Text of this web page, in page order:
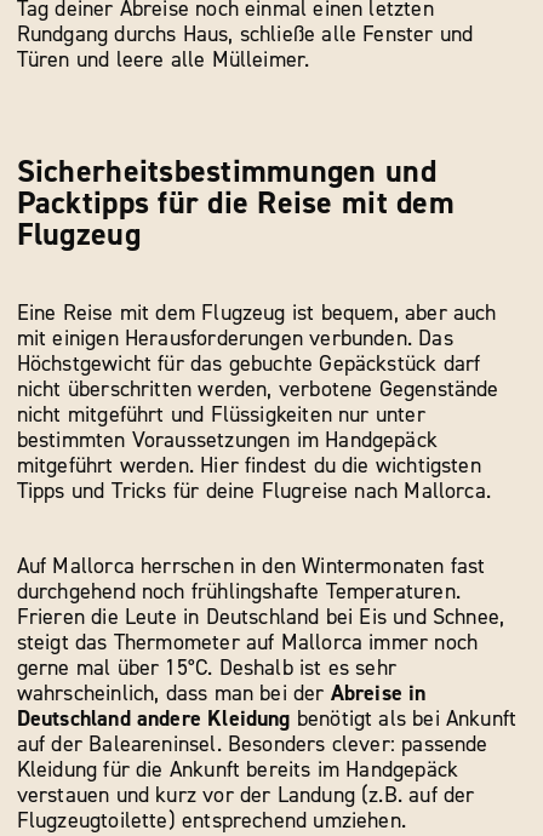
Tag deiner Abreise noch einmal einen letzten
Rundgang durchs Haus, schließe alle Fenster und
Türen und leere alle Mülleimer.
Sicherheitsbestimmungen und
Packtipps für die Reise mit dem
Flugzeug
Eine Reise mit dem Flugzeug ist bequem, aber auch
mit einigen Herausforderungen verbunden. Das
Höchstgewicht für das gebuchte Gepäckstück darf
nicht überschritten werden, verbotene Gegenstände
nicht mitgeführt und Flüssigkeiten nur unter
bestimmten Voraussetzungen im Handgepäck
mitgeführt werden. Hier findest du die wichtigsten
Tipps und Tricks für deine Flugreise nach Mallorca.
Auf Mallorca herrschen in den Wintermonaten fast
durchgehend noch frühlingshafte Temperaturen.
Frieren die Leute in Deutschland bei Eis und Schnee,
steigt das Thermometer auf Mallorca immer noch
gerne mal über 15°C. Deshalb ist es sehr
wahrscheinlich, dass man bei der Abreise in
Deutschland andere Kleidung benötigt als bei Ankunft
auf der Baleareninsel. Besonders clever: passende
Kleidung für die Ankunft bereits im Handgepäck
verstauen und kurz vor der Landung (z.B. auf der
Flugzeugtoilette) entsprechend umziehen.